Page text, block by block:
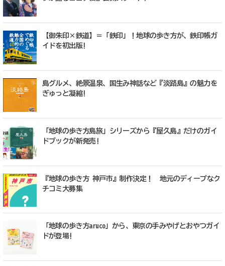
【御朱印×鉄道】＝「鉄印」！地球の歩き方が、鉄印帳ガ
イドを初出版!
島グルメ、絶景温泉、国生み神話など『淡路島』の魅力を
ぎゅっと凝縮!
「地球の歩き方島旅」シリーズから『屋久島』だけのガイ
ドブックが新発売!
『地球の歩き方 神戸市』制作決定！ 地元のディープなク
チコミ大募集
「地球の歩き方aruco」から、東京の手みやげとおやつガイ
ドが登場!